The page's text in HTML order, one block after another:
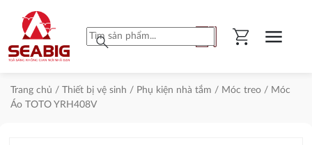
search shopping_cart menu
Trang chủ / Thiết bị vệ sinh / Phụ kiện nhà tắm / Móc treo / Móc
Áo TOTO YRH408V